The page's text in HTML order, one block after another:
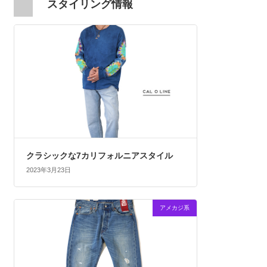
スタイリング情報
クラシックな7カリフォルニアスタイル
2023年3月23日
アメカジ系